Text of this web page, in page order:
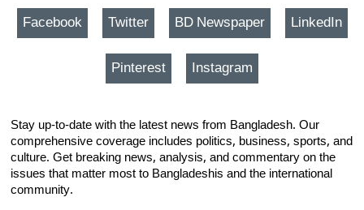
Facebook Twitter BD Newspaper LinkedIn
Pinterest Instagram
Stay up-to-date with the latest news from Bangladesh. Our
comprehensive coverage includes politics, business, sports, and
culture. Get breaking news, analysis, and commentary on the
issues that matter most to Bangladeshis and the international
community.